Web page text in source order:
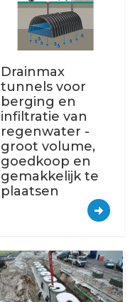
Drainmax
tunnels voor
berging en
infiltratie van
regenwater -
groot volume,
goedkoop en
gemakkelijk te
plaatsen